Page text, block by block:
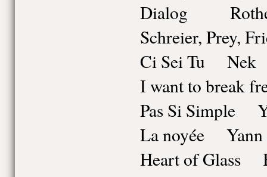
Dialog
Schreier, Prey,
Ci Sei Tu Nek
I want to break
Pas Si Simple
La noyée Yann
Heart of Glass